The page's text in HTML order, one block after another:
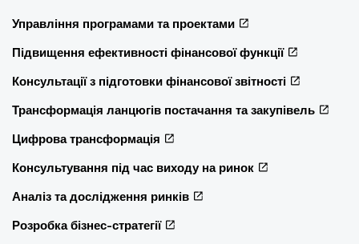
Управління програмами та проектами
Підвищення ефективності фінансової функції
Консультації з підготовки фінансової звітності
Трансформація ланцюгів постачання та закупівель
Цифрова трансформація
Консультування під час виходу на ринок
Аналіз та дослідження ринків
Розробка бізнес-стратегії